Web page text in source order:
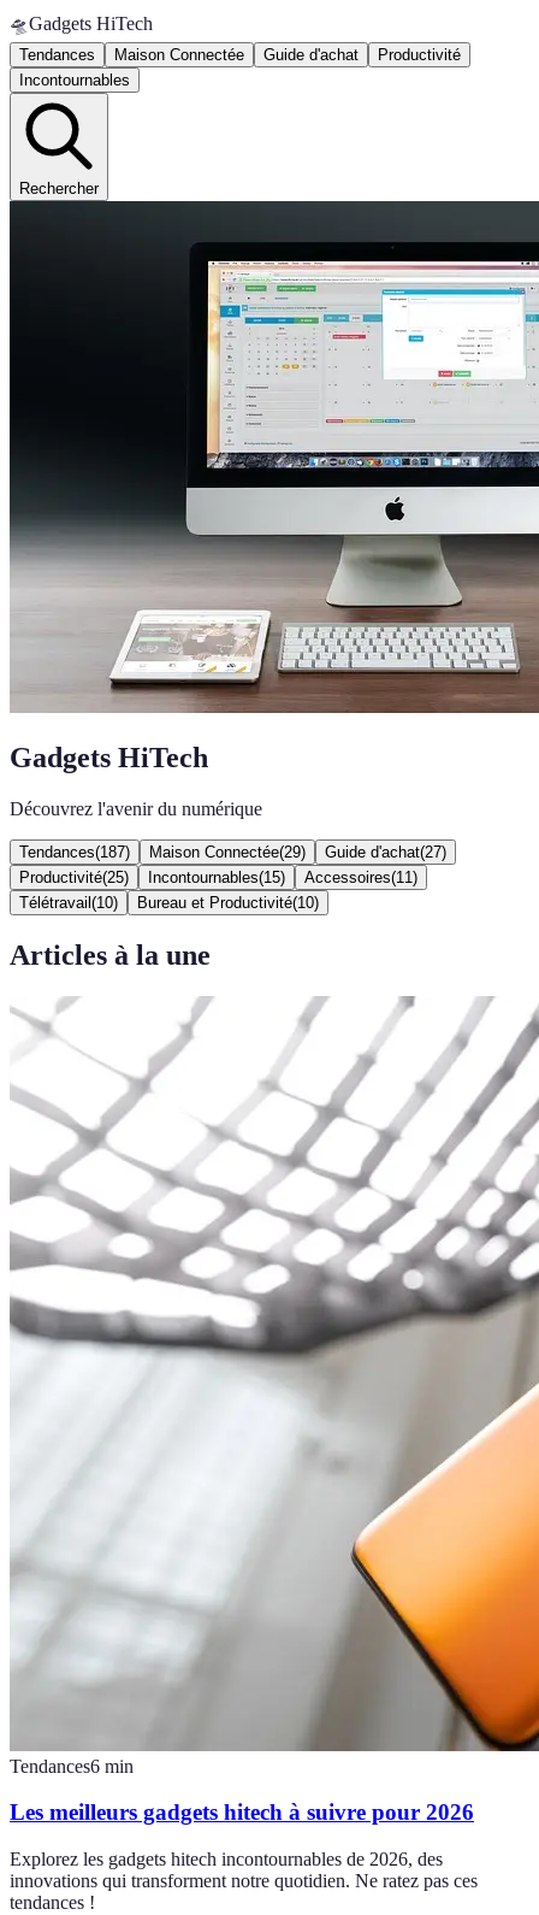
🛸Gadgets HiTech
Tendances Maison Connectée Guide d'achat
Productivité
Incontournables
Rechercher
Gadgets HiTech
Découvrez l'avenir du numérique
Tendances(187) Maison Connectée(29) Guide d'achat(27)
Productivité(25) Incontournables(15) Accessoires(11 )
Télétravail (10) Bureau et Productivité(10)
Articles à la une
Tendances6 min
Les meilleurs gadgets hitech à suivre pour 2026
Explorez les gadgets hitech incontournables de 2026, des
innovations qui transforment notre quotidien. Ne ratez pas ces
tendances !